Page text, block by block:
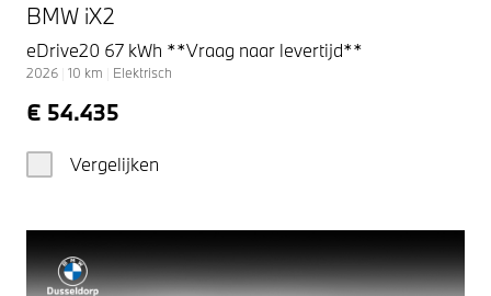
BMW iX2
eDrive20 67 kWh **Vraag naar levertijd**
2026 10 km Elektrisch
€ 54.435
Vergelijken